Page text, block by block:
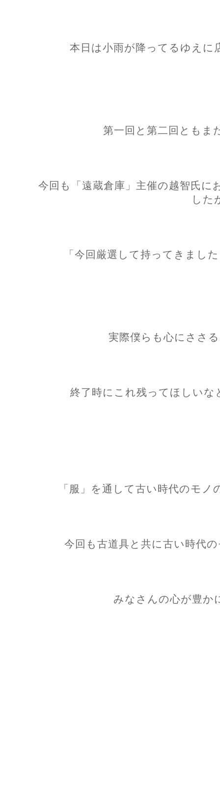
本日は小雨が降ってるゆえに
第一回と第二回ともま
今回も「遠蔵倉庫」主催の越智氏に
した
「今回厳選して持ってきまし
実際僕らも心にささ
終了時にこれ残ってほしい
「服」を通して古い時代のモ
今回も古道具と共に古い時代
みなさんの心が豊か